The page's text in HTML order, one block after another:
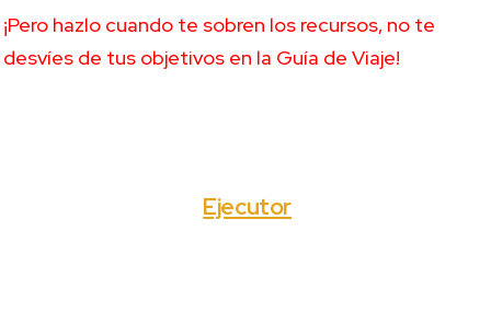
¡Pero hazlo cuando te sobren los recursos, no te
desvíes de tus objetivos en la Guía de Viaje!
Ejecutor